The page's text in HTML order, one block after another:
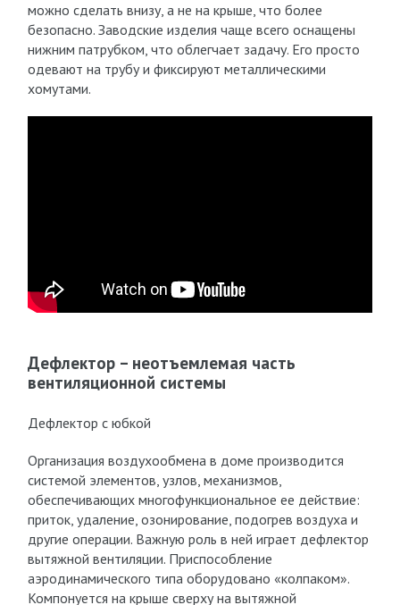
можно сделать внизу, а не на крыше, что более
безопасно. Заводские изделия чаще всего оснащены
нижним патрубком, что облегчает задачу. Его просто
одевают на трубу и фиксируют металлическими
хомутами.
Дефлектор – неотъемлемая часть
вентиляционной системы
Дефлектор с юбкой
Организация воздухообмена в доме производится
системой элементов, узлов, механизмов,
обеспечивающих многофункциональное ее действие:
приток, удаление, озонирование, подогрев воздуха и
другие операции. Важную роль в ней играет дефлектор
вытяжной вентиляции. Приспособление
аэродинамического типа оборудовано «колпаком».
Компонуется на крыше сверху на вытяжной